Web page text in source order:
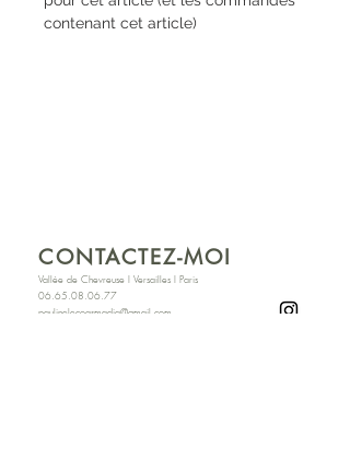
contenant cet article)
CONTACTEZ-MOI
Vallée de Chevreuse I Versailles I Paris
06.65.08.06.77
paulinelecoqsmadja@gmail.com